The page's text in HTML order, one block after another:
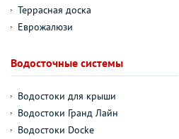
Террасная доска
Еврожалюзи
Водосточные системы
Водостоки для крыши
Водостоки Гранд Лайн
Водостоки Docke